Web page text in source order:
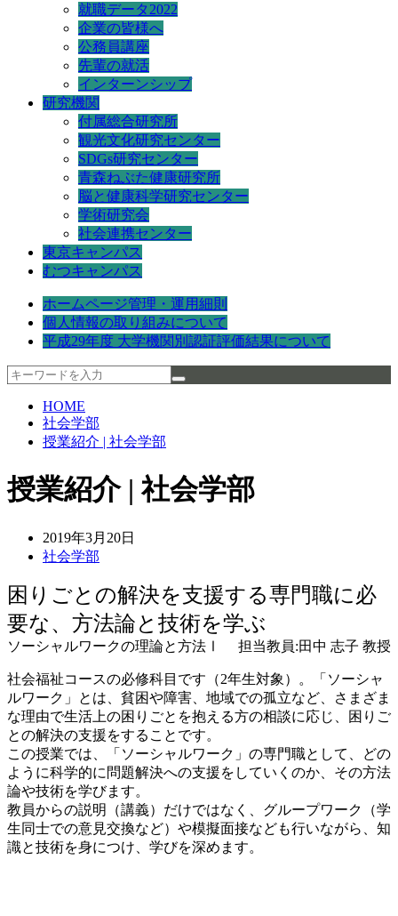
就職データ2022
企業の皆様へ
公務員講座
先輩の就活
インターンシップ
研究機関
付属総合研究所
観光文化研究センター
SDGs研究センター
青森ねぶた健康研究所
脳と健康科学研究センター
学術研究会
社会連携センター
東京キャンパス
むつキャンパス
ホームページ管理・運用細則
個人情報の取り組みについて
平成29年度 大学機関別認証評価結果について
HOME
社会学部
授業紹介 | 社会学部
授業紹介 | 社会学部
2019年3月20日
社会学部
困りごとの解決を支援する専門職に必
要な、方法論と技術を学ぶ
ソーシャルワークの理論と方法Ⅰ 担当教員:田中 志子 教授
社会福祉コースの必修科目です（2年生対象）。「ソーシャ
ルワーク」とは、貧困や障害、地域での孤立など、さまざま
な理由で生活上の困りごとを抱える方の相談に応じ、困りご
との解決の支援をすることです。
この授業では、「ソーシャルワーク」の専門職として、どの
ように科学的に問題解決への支援をしていくのか、その方法
論や技術を学びます。
教員からの説明（講義）だけではなく、グループワーク（学
生同士での意見交換など）や模擬面接なども行いながら、知
識と技術を身につけ、学びを深めます。